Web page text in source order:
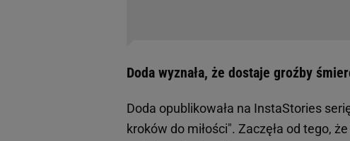
Doda wyznała, że dostaje groźby
Doda opublikowała na InstaStories
kroków do miłości". Zaczęła od tego,